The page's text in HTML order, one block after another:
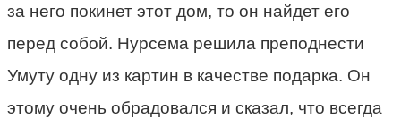
за него покинет этот дом, то он найдет его
перед собой. Нурсема решила преподнести
Умуту одну из картин в качестве подарка. Он
этому очень обрадовался и сказал, что всегда